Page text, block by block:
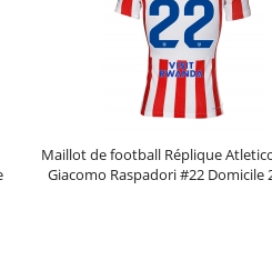
Maillot de football Réplique
Giacomo Raspadori #22 Domicile